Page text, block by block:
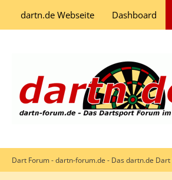
dartn.de Webseite Dashboard
Dart Forum - dartn-forum.de - Das dartn.de Dart